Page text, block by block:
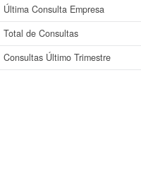
Última Consulta Empresa
Total de Consultas
Consultas Último Trimestre